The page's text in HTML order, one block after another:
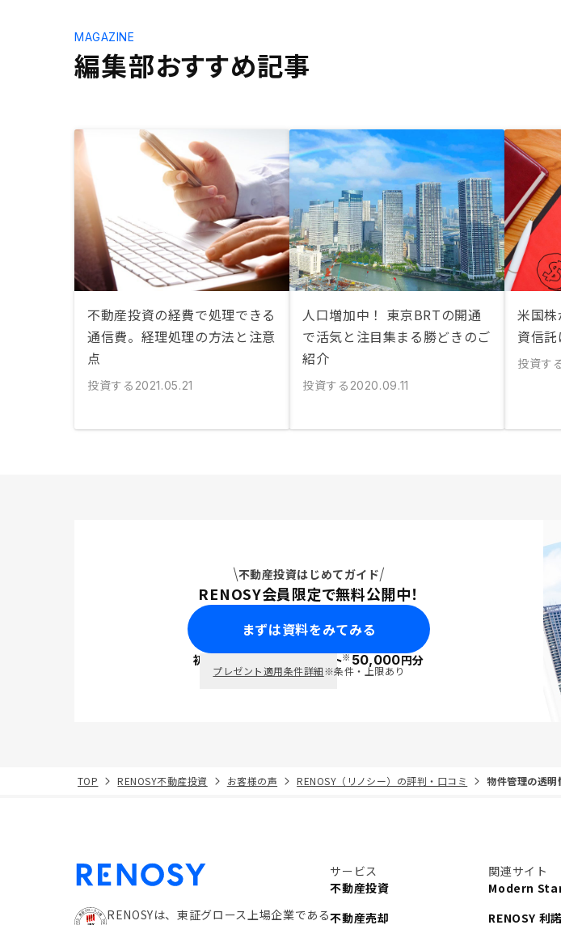
編集部おすすめ記事
MAGAZINE
不動産投資の経費で処理できる
通信費。経理処理の方法と注意
点
投資する 2021.05.21
人口増加中！ 東京BRTの開通
で活気と注目集まる勝どきのご
紹介
投資する 2020.09.11
米国
資信
投資す
不動産投資はじめてガイド
RENOSY会員限定で無料公開中！
まずは資料をみてみる
初回面談で ポイント※50,000円分
プレゼント適用条件詳細※条件・上限あり
TOP RENOSY不動産投資 お客様の声 RENOSY（リノシー）の評判・口コミ 物件管理の透明
RENOSYは、東証グロース上場企業である
サービス
不動産投資
不動産売却
関連サイト
Modern
RENOSY 利